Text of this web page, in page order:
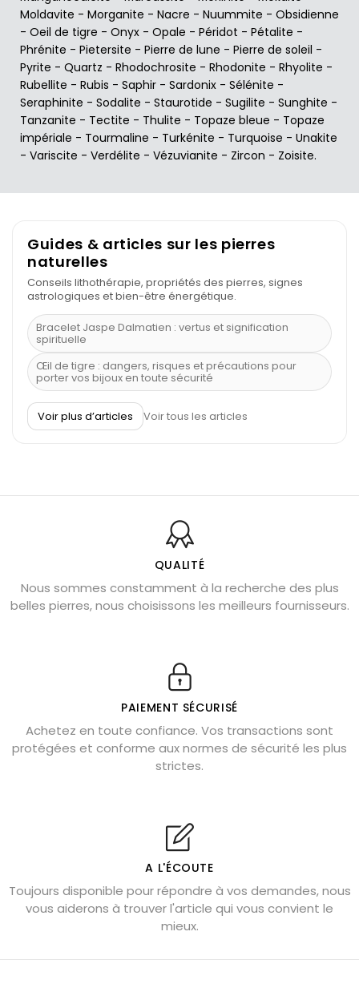
Moldavite - Morganite - Nacre - Nuummite - Obsidienne
- Oeil de tigre - Onyx - Opale - Péridot - Pétalite -
Phrénite - Pietersite - Pierre de lune - Pierre de soleil -
Pyrite - Quartz - Rhodochrosite - Rhodonite - Rhyolite -
Rubellite - Rubis - Saphir - Sardonix - Sélénite -
Seraphinite - Sodalite - Staurotide - Sugilite - Sunghite -
Tanzanite - Tectite - Thulite - Topaze bleue - Topaze
impériale - Tourmaline - Turkénite - Turquoise - Unakite
- Variscite - Verdélite - Vézuvianite - Zircon - Zoisite.
Guides & articles sur les pierres
naturelles
Conseils lithothérapie, propriétés des pierres, signes
astrologiques et bien-être énergétique.
Bracelet Jaspe Dalmatien : vertus et signification
spirituelle
Œil de tigre : dangers, risques et précautions pour
porter vos bijoux en toute sécurité
À quel poignet porter un bracelet de pierre
Découvrez le scorpion et ses pierres
Bienfaits de la sélénite – pierre des anges
L’améthyste est-elle faite pour moi ?
Chrysocolle : pierre apaisante
Obsidienne dorée : vertus et signification
Véritable citrine naturelle non chauffée
Où placer la citrine dans la maison
Cornaline : propriétés magiques
Capricorne : quelles pierres choisir
Shungite : purification et protection
Bagues en labradorite argent 925
Lapis lazuli : propriétés et précautions
Citrine : propriétés magiques
Aigue-marine : propriétés et couleurs
Voir plus d’articles Voir tous les articles
QUALITÉ
Nous sommes constamment à la recherche des plus
belles pierres, nous choisissons les meilleurs fournisseurs.
PAIEMENT SÉCURISÉ
Achetez en toute confiance. Vos transactions sont
protégées et conforme aux normes de sécurité les plus
strictes.
A L'ÉCOUTE
Toujours disponible pour répondre à vos demandes, nous
vous aiderons à trouver l'article qui vous convient le
mieux.